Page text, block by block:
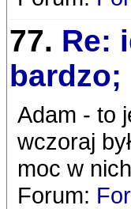
77. Re:
bardzo;
Adam - to
wczoraj
moc w
Forum: